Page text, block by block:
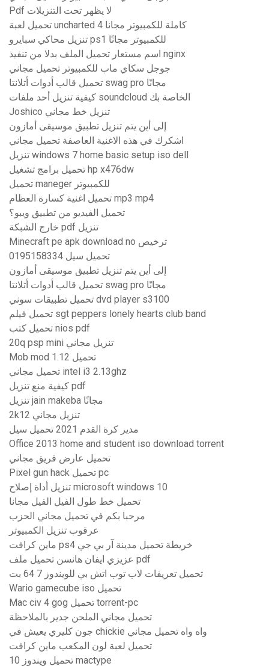
Pdf لا يظهر تحت التنزيلات
تحميل لعبة uncharted 4 كاملة للكمبيوتر مجانا
تنزيل محاكي سبايرو ps1 للكمبيوتر مجانًا
اسم مستعار تحميل الملف بدلا من تنفيذ nginx
جوجل سكاي ماب للكمبيوتر تحميل مجاني
تحميل قالب أدوات أتلانتا swag pro مجانًا
كيفية تنزيل أحد ملفات soundcloud الخاصة بك
Joshico تنزيل خط مجاني
إلى أين يتم تنزيل تطبيق موسيقى أمازون
اشكرك في هذه الاغنية العاصفة تحميل مجاني
تنزيل windows 7 home basic setup iso dell
تحميل برامج تشغيل hp x476dw
تحميل maneger للكمبيوتر
تحميل اغنية كسارة العظام mp3 mp4
تحميل الفيديو من تطبيق ويبو؟
خارج الشبكة pdf تنزيل
Minecraft pe apk download no ترخيص
0195158334 تحميل سيل
إلى أين يتم تنزيل تطبيق موسيقى أمازون
تحميل قالب أدوات أتلانتا swag pro مجانًا
تحميل تطبيقات سوني dvd player s3100
تحميل فيلم sgt peppers lonely hearts club band
تحميل كتب nios pdf
20q psp mini تنزيل مجاني
Mob mod 1.12 تحميل
تحميل مجاني intel i3 2.13ghz
كيفية منع تنزيل pdf
تنزيل jain makeba مجانًا
2k12 تنزيل مجاني
مدير كرة القدم 2021 تحميل سيل
Office 2013 home and student iso download torrent
تحميل عارض فريق مجاني
Pixel gun hack تحميل pc
تنزيل أداة إصلاح microsoft windows 10
تحميل خط طول الفيل الفيل مجانا
مرحبا بكم في تحميل مجاني الحزب
عرقوب تنزيل الكمبيوتر
ماين كرافت ps4 خريطة تحميل مدينة آر بي جي
عزيزي ايفان هانسن تحميل ملف pdf
تحميل تعريفات لاب توب اتش بي للويندوز 7 64 بت
Wario gamecube iso تحميل
Mac civ 4 gog تحميل torrent-pc
تحميل مجاني الملحن جدير بالملاحظة
جون كليري يعيش في chickie واه واه تحميل مجاني
تحميل لعبة لون المكعب ماين كرافت
تحميل ويندوز 10 mactype